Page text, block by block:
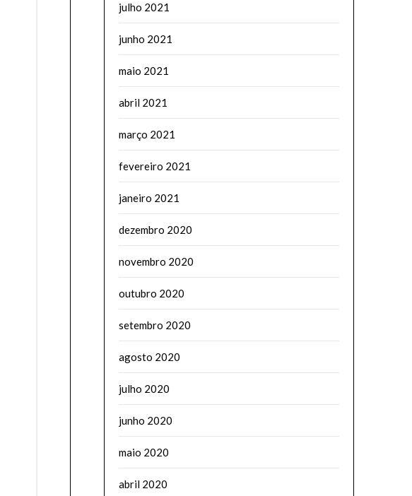
julho 2021
junho 2021
maio 2021
abril 2021
março 2021
fevereiro 2021
janeiro 2021
dezembro 2020
novembro 2020
outubro 2020
setembro 2020
agosto 2020
julho 2020
junho 2020
maio 2020
abril 2020